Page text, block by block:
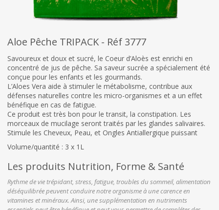
Aloe Pêche TRIPACK - Réf 3777
Savoureux et doux et sucré, le Coeur d’Aloès est enrichi en
concentré de jus de pêche. Sa saveur sucrée a spécialement été
conçue pour les enfants et les gourmands.
L’Aloes Vera aide à stimuler le métabolisme, contribue aux
défenses naturelles contre les micro-organismes et a un effet
bénéfique en cas de fatigue.
Ce produit est très bon pour le transit, la constipation. Les
morceaux de mucilage seront traités par les glandes salivaires.
Stimule les Cheveux, Peau, et Ongles Antiallergique puissant
Volume/quantité : 3 x 1L
Les produits Nutrition, Forme & Santé
Rythme de vie trépidant, stress, fatigue, troubles du sommeil, alimentation
déséquilibrée peuvent conduire notre organisme à une carence en
vitamines et minéraux. Ainsi, une supplémentation en nutriments